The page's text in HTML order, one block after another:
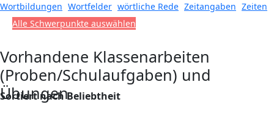
Wortbildungen Wortfelder wörtliche Rede Zeitangaben Zeiten
Alle Schwerpunkte auswählen
Vorhandene Klassenarbeiten
(Proben/Schulaufgaben) und
Übungen
Sortiert nach Beliebtheit